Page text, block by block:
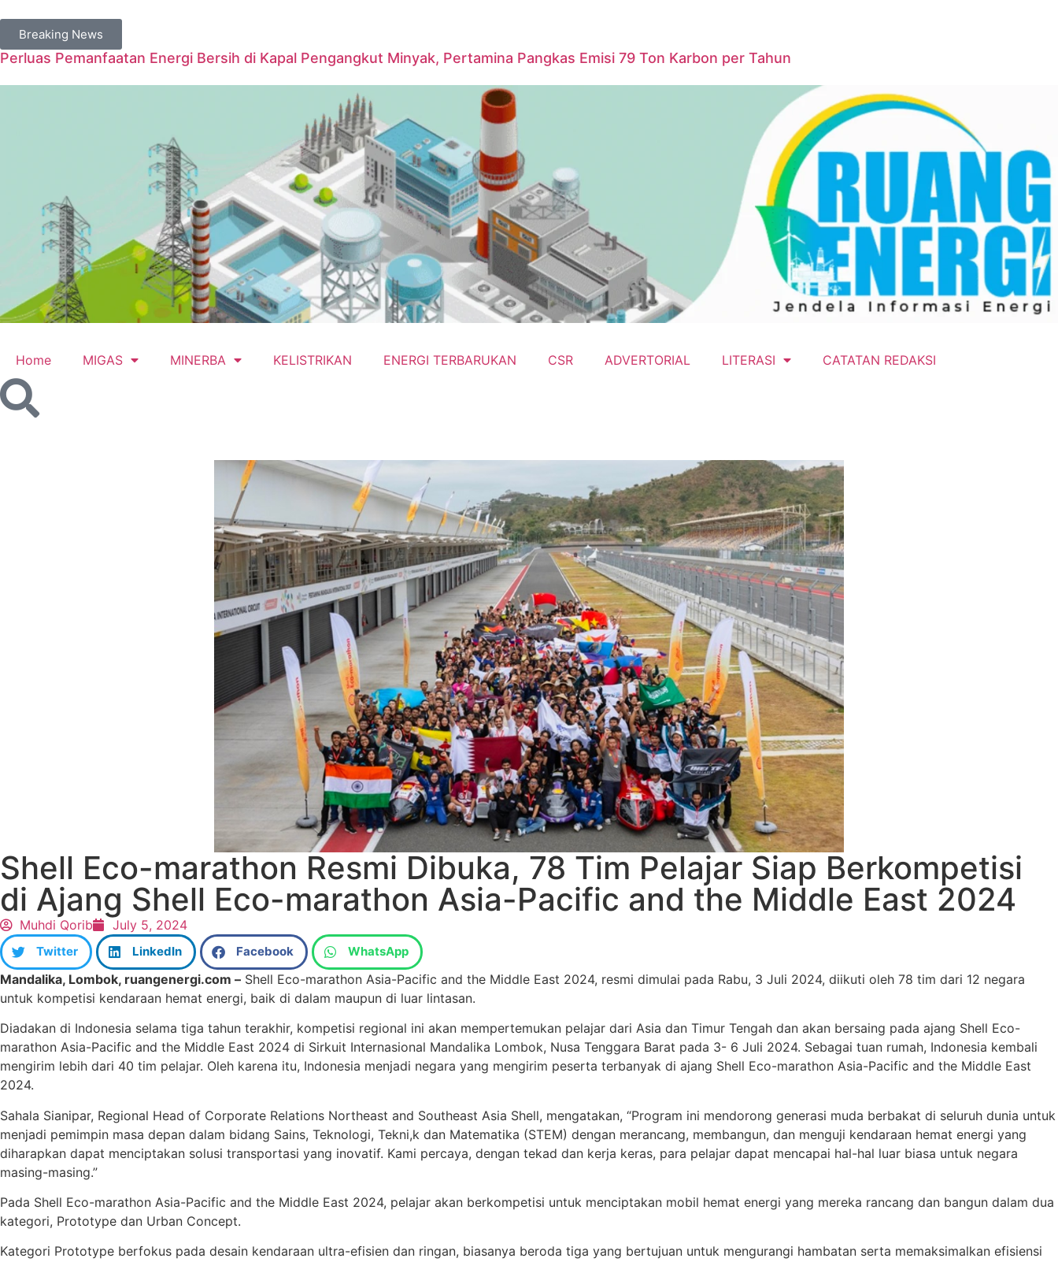
Breaking News
Perluas Pemanfaatan Energi Bersih di Kapal Pengangkut Minyak, Pertamina Pangkas Emisi 79 Ton Karbon per Tahun
Home MIGAS MINERBA KELISTRIKAN ENERGI TERBARUKAN CSR ADVERTORIAL LITERASI CATATAN REDAKSI
Shell Eco-marathon Resmi Dibuka, 78 Tim Pelajar Siap Berkompetisi
di Ajang Shell Eco-marathon Asia-Pacific and the Middle East 2024
Muhdi Qorib July 5, 2024
Twitter LinkedIn Facebook WhatsApp
Mandalika, Lombok, ruangenergi.com – Shell Eco-marathon Asia-Pacific and the Middle East 2024, resmi dimulai pada Rabu, 3 Juli 2024, diikuti oleh 78 tim dari 12 negara
untuk kompetisi kendaraan hemat energi, baik di dalam maupun di luar lintasan.
Diadakan di Indonesia selama tiga tahun terakhir, kompetisi regional ini akan mempertemukan pelajar dari Asia dan Timur Tengah dan akan bersaing pada ajang Shell Eco-
marathon Asia-Pacific and the Middle East 2024 di Sirkuit Internasional Mandalika Lombok, Nusa Tenggara Barat pada 3- 6 Juli 2024. Sebagai tuan rumah, Indonesia kembali
mengirim lebih dari 40 tim pelajar. Oleh karena itu, Indonesia menjadi negara yang mengirim peserta terbanyak di ajang Shell Eco-marathon Asia-Pacific and the Middle East
2024.
Sahala Sianipar, Regional Head of Corporate Relations Northeast and Southeast Asia Shell, mengatakan, “Program ini mendorong generasi muda berbakat di seluruh dunia untuk
menjadi pemimpin masa depan dalam bidang Sains, Teknologi, Tekni,k dan Matematika (STEM) dengan merancang, membangun, dan menguji kendaraan hemat energi yang
diharapkan dapat menciptakan solusi transportasi yang inovatif. Kami percaya, dengan tekad dan kerja keras, para pelajar dapat mencapai hal-hal luar biasa untuk negara
masing-masing.”
Pada Shell Eco-marathon Asia-Pacific and the Middle East 2024, pelajar akan berkompetisi untuk menciptakan mobil hemat energi yang mereka rancang dan bangun dalam dua
kategori, Prototype dan Urban Concept.
Kategori Prototype berfokus pada desain kendaraan ultra-efisien dan ringan, biasanya beroda tiga yang bertujuan untuk mengurangi hambatan serta memaksimalkan efisiensi